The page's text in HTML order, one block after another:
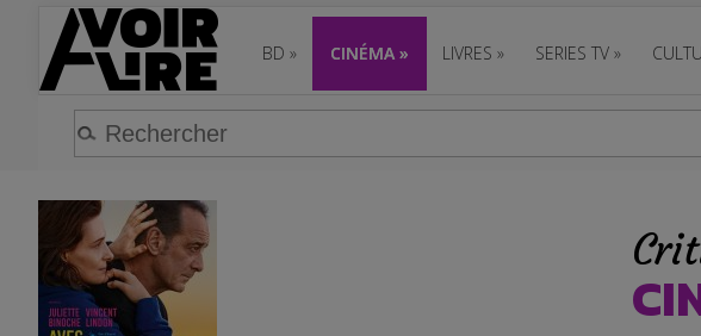
BD » CINÉMA » LIVRES » SERIES TV »